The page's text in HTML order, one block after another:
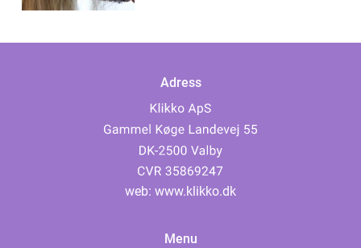
Adress
web: www.klikko.dk
Menu